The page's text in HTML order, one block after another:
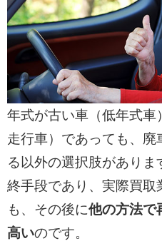
年式が古い車（低年式車
走行車）であっても、
る以外の選択肢があり
終手段であり、実際買取
も、その後に他の方法で
高いのです。